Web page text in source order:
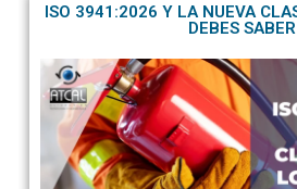
ISO 3941:2026 Y LA NUEVA
DEBES SABER